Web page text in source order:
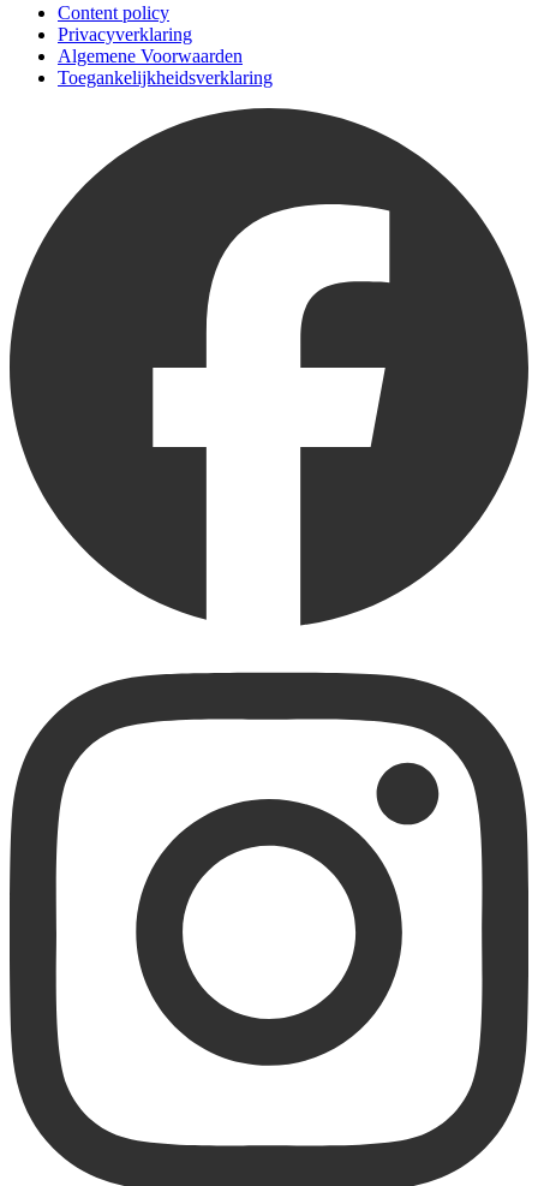
Content policy
Privacyverklaring
Algemene Voorwaarden
Toegankelijkheidsverklaring